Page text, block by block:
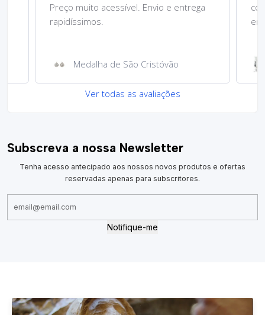
correspondeu ao anunciado. Envio e
entrega rapidíssimos....
Íman de metal com imagem São
Cristóvão
Ver todas as avaliações
Subscreva a nossa Newsletter
Tenha acesso antecipado aos nossos novos produtos e ofertas
reservadas apenas para subscritores.
Notifique-me